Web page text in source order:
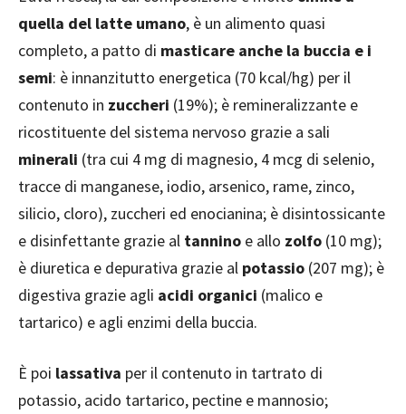
quella del latte umano, è un alimento quasi
completo, a patto di masticare anche la buccia e i
semi: è innanzitutto energetica (70 kcal/hg) per il
contenuto in zuccheri (19%); è remineralizzante e
ricostituente del sistema nervoso grazie a sali
minerali (tra cui 4 mg di magnesio, 4 mcg di selenio,
tracce di manganese, iodio, arsenico, rame, zinco,
silicio, cloro), zuccheri ed enocianina; è disintossicante
e disinfettante grazie al tannino e allo zolfo (10 mg);
è diuretica e depurativa grazie al potassio (207 mg); è
digestiva grazie agli acidi organici (malico e
tartarico) e agli enzimi della buccia.
È poi lassativa per il contenuto in tartrato di
potassio, acido tartarico, pectine e mannosio;